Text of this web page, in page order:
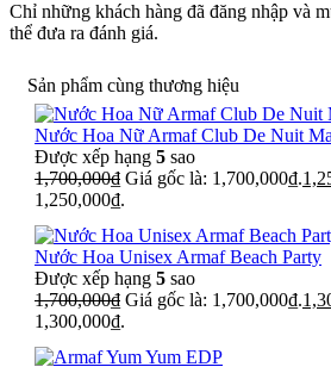
Chỉ những khách hàng đã đăng nhập và
thể đưa ra đánh giá.
Sản phẩm cùng thương hiệu
Nước Hoa Nữ Armaf Club De Nuit
Được xếp hạng 5 sao
1,700,000₫ Giá gốc là: 1,700,000₫.
1,250,000₫.
Nước Hoa Unisex Armaf Beach Party
Được xếp hạng 5 sao
1,700,000₫ Giá gốc là: 1,700,000₫.
1,300,000₫.